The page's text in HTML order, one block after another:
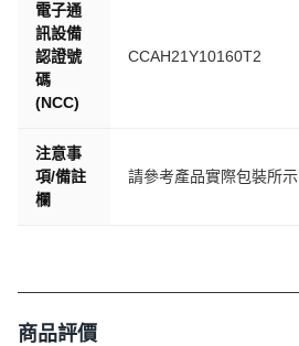
電子通
訊設備
認證號
碼
(NCC)
CCAH21Y10160T2
注意事
項/備註
欄
請參考產品實際包裝所示
商品評價